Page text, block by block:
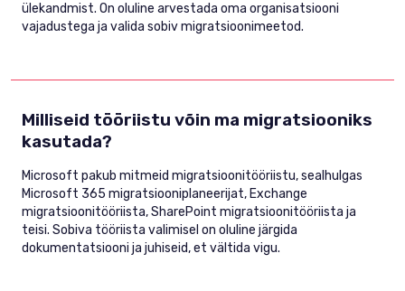
ülekandmist. On oluline arvestada oma organisatsiooni
vajadustega ja valida sobiv migratsioonimeetod.
Milliseid tööriistu võin ma migratsiooniks
kasutada?
Microsoft pakub mitmeid migratsioonitööriistu, sealhulgas
Microsoft 365 migratsiooniplaneerijat, Exchange
migratsioonitööriista, SharePoint migratsioonitööriista ja
teisi. Sobiva tööriista valimisel on oluline järgida
dokumentatsiooni ja juhiseid, et vältida vigu.